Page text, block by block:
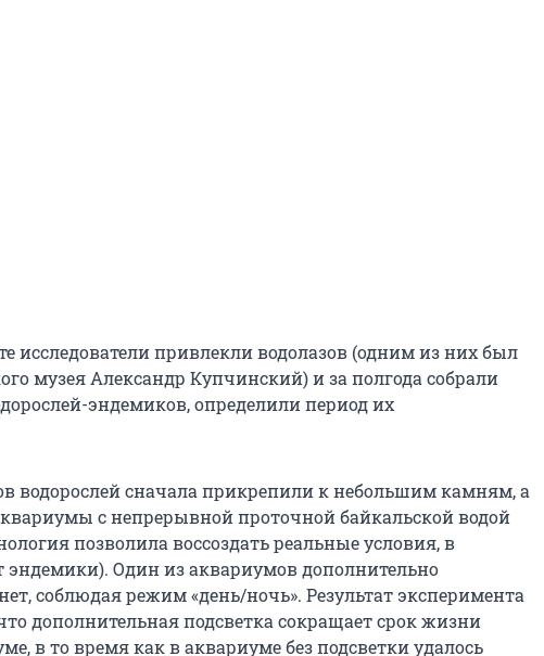
исследователи привлекли водолазов (одним из них был
музея Александр Купчинский) и за полгода собрали
эндемиков, определили период их
водорослей сначала прикрепили к небольшим камням, а
с непрерывной проточной байкальской водой
позволила воссоздать реальные условия, в
Один из аквариумов дополнительно
соблюдая режим «день/ночь». Результат эксперимента
дополнительная подсветка сокращает срок жизни
в то время как в аквариуме без подсветки удалось